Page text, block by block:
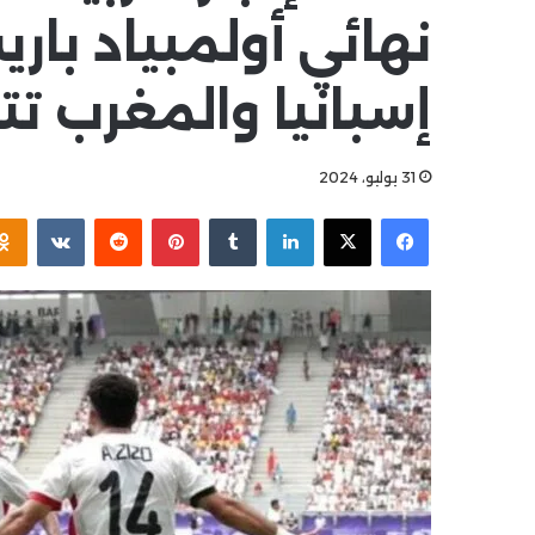
نهائي أولمبياد
إسبانيا والمغرب
31 يوليو، 2024
فيسبوك
X لينكدإن بينتيريست